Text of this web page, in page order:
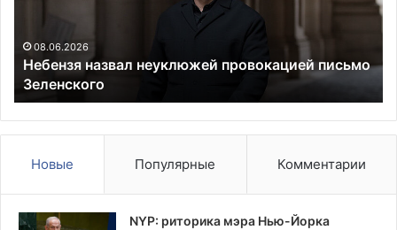
сменить
спортивное
гражданство
и
начать
выступать
США
«Там будет несколько проще»: фигуристка
Морозов может сменить спортивное
гражданство и начать выступать за сборную
США
Новые Популярные Комментарии
NYP: риторика мэра Нью-Йорка